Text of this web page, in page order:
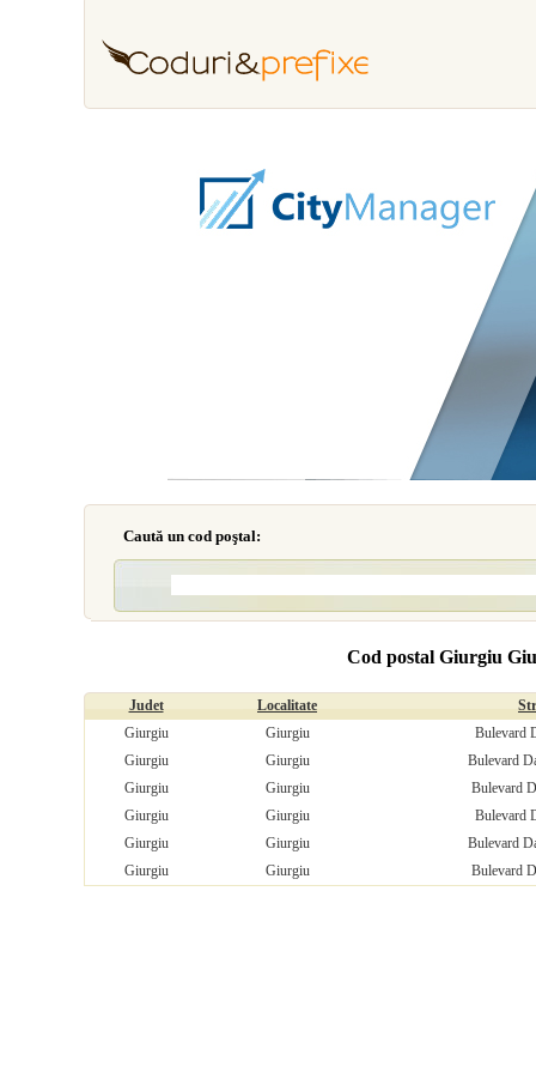
Caută un cod poştal:
Cod postal Giurgiu
Judet Localitate
Giurgiu
Giurgiu
Bulevard
Giurgiu
Giurgiu
Bulevard
Giurgiu
Giurgiu
Bulevard
Giurgiu
Giurgiu
Bulevard
Giurgiu
Giurgiu
Bulevard
Giurgiu
Giurgiu Bulevard